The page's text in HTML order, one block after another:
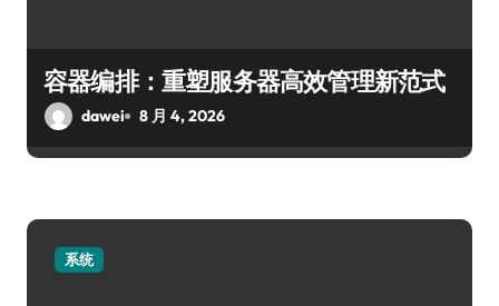
容器编排：重塑服务器高效管理新范式
dawei 8 月 4, 2026
系统